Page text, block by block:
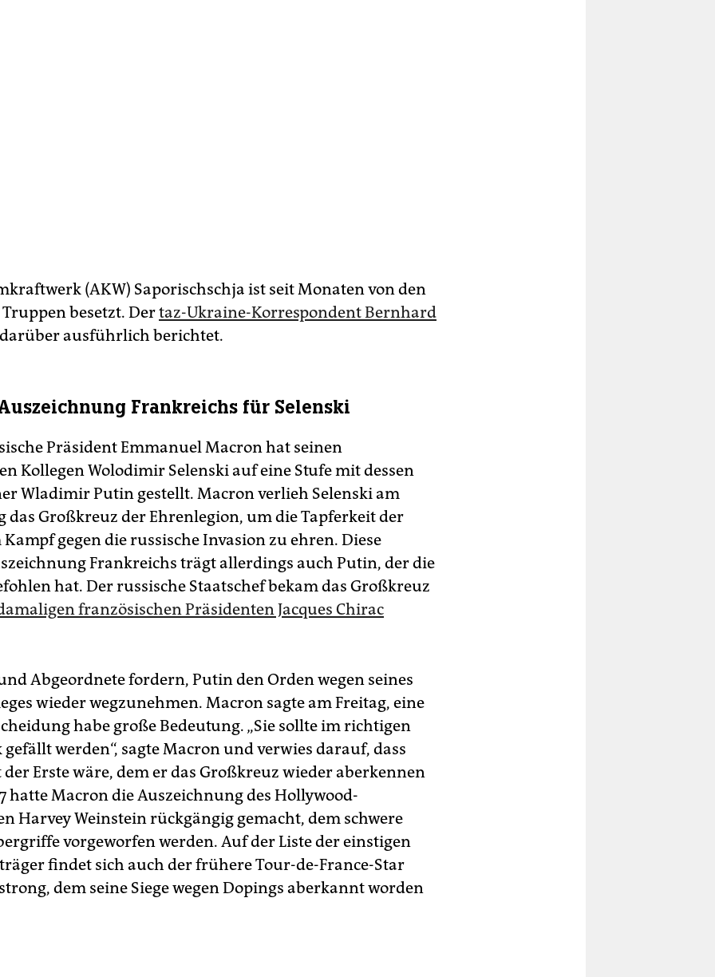
(AKW) Saporischschja ist seit Monaten von den
besetzt. Dertaz-Ukraine-Korrespondent Bernhard
ausführlich berichtet.
Frankreichs für Selenski
Präsident Emmanuel Macron hat seinen
Kollegen Wolodimir Selenski auf eine Stufe mit dessen
Wladimir Putin gestellt. Macron verlieh Selenski am
das Großkreuz der Ehrenlegion, um die Tapferkeit der
gegen die russische Invasion zu ehren. Diese
Frankreichs trägt allerdings auch Putin, der die
hat. Der russische Staatschef bekam das Großkreuz
französischen Präsidenten Jacques Chirac
Abgeordnete fordern, Putin den Orden wegen seines
wieder wegzunehmen. Macron sagte am Freitag, eine
habe große Bedeutung. „Sie sollte im richtigen
werden“, sagte Macron und verwies darauf, dass
Erste wäre, dem er das Großkreuz wieder aberkennen
hatte Macron die Auszeichnung des Hollywood-
Harvey Weinstein rückgängig gemacht, dem schwere
vorgeworfen werden. Auf der Liste der einstigen
findet sich auch der frühere Tour-de-France-Star
dem seine Siege wegen Dopings aberkannt worden